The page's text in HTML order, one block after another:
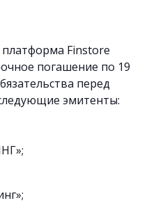
платформа Finstore
погашение по 19
перед
эмитенты: